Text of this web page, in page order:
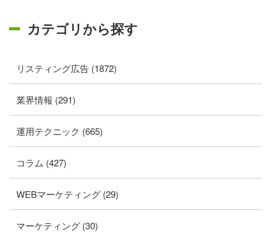
カテゴリから探す
リスティング広告 (1872)
業界情報 (291)
運用テクニック (665)
コラム (427)
WEBマーケティング (29)
マーケティング (30)